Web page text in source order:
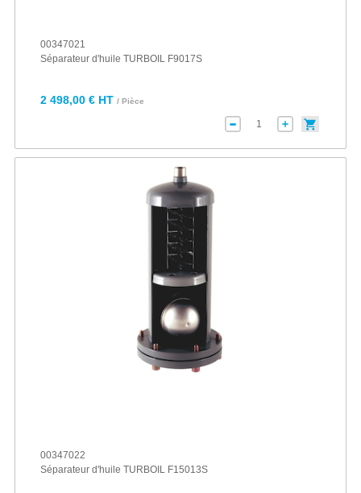
00347021
Séparateur d'huile TURBOIL F9017S
2 498,00 € HT / Pièce
00347022
Séparateur d'huile TURBOIL F15013S